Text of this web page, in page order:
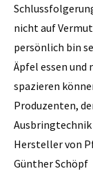
nicht auf
persönlich bin
Äpfel essen
spazieren
Produzenten,
Hersteller von
Günther Schöpf